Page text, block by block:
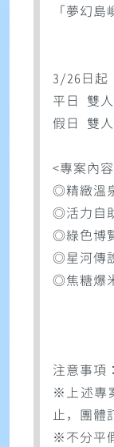
「夢幻
3/26日
平日 雙
假日 雙
<專案內
◎精緻溫
◎活力自
◎綠色博
◎星河傳
◎焦糖爆
注意事項：
※上述專
止，團體
※不分平